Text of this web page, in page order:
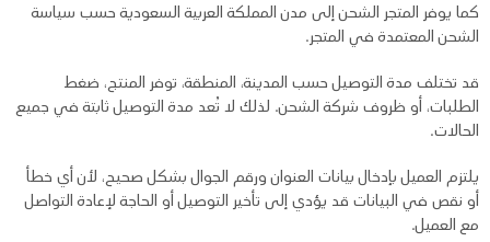
كما يوفر المتجر الشحن إلى مدن المملكة العربية السعودية حسب سياسة
الشحن المعتمدة في المتجر.
قد تختلف مدة التوصيل حسب المدينة، المنطقة، توفر المنتج، ضغط
الطلبات، أو ظروف شركة الشحن. لذلك لا تُعد مدة التوصيل ثابتة في جميع
الحالات.
يلتزم العميل بإدخال بيانات العنوان ورقم الجوال بشكل صحيح، لأن أي خطأ
أو نقص في البيانات قد يؤدي إلى تأخير التوصيل أو الحاجة لإعادة التواصل
مع العميل.